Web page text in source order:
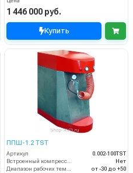
1 446 000 руб.
Купить
ППШ-1.2 TST
Артикул
0.002-100TST
Встроенный компрессор
Нет
Диапазон рабочих температур (°C)
от -30 до +50